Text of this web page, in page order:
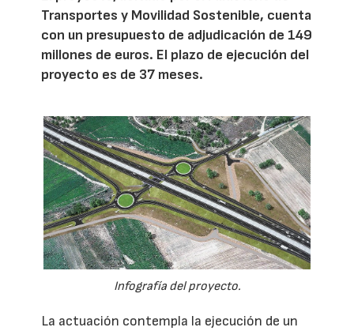
Transportes y Movilidad Sostenible, cuenta
con un presupuesto de adjudicación de 149
millones de euros. El plazo de ejecución del
proyecto es de 37 meses.
Infografía del proyecto.
La actuación contempla la ejecución de un